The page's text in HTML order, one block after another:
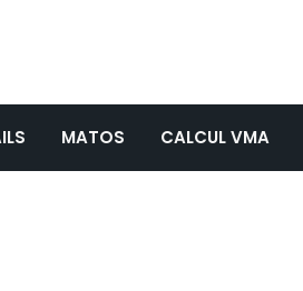
MATOS CALCUL VMA